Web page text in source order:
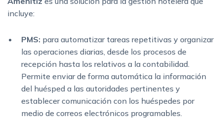
incluye:
PMS: para automatizar tareas repetitivas y organizar
las operaciones diarias, desde los procesos de
recepción hasta los relativos a la contabilidad.
Permite enviar de forma automática la información
del huésped a las autoridades pertinentes y
establecer comunicación con los huéspedes por
medio de correos electrónicos programables.